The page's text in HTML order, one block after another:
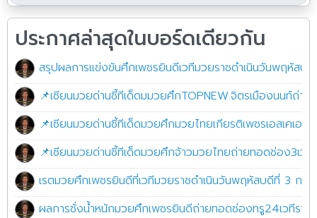
ประกาศล่าสุดในบอร์ดเดียวกัน
สรุปผลการแข่งขันศึกเพชรยินดีเวทีมวยราชดำเนินวันพฤหัส
📌เซียนมวยด่านชี้ทีเด็ดมมวยศึกTOPNEW.จิตรเมืองนนท์ถ่า
📌เซียนมวยด่านชี้ทีเด็ดมวยศึกมวยไทยเกียรติเพชรเอสเคเอ
📌เซียนมวยด่านชี้ทีเด็ดมวยศึกจ้าวมวยไทยถ่ายทอดช่อง3เว
เรตมวยศึกเพชรยินดีที่เวทีมวยราชดำเนินวันพฤหัสบดีที่ 3 กร
ผลการชั่งน้ำหนักมวยศึกเพชรยินดีถ่ายทอดช่องทรู24เวทีรา